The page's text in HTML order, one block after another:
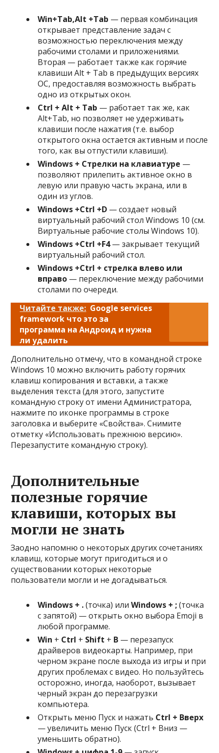
Win+Tab,Alt +Tab — первая комбинация
открывает представление задач с
возможностью переключения между
рабочими столами и приложениями.
Вторая — работает также как горячие
клавиши Alt + Tab в предыдущих версиях
ОС, предоставляя возможность выбрать
одно из открытых окон.
Ctrl + Alt + Tab — работает так же, как
Alt+Tab, но позволяет не удерживать
клавиши после нажатия (т.е. выбор
открытого окна остается активным и после
того, как вы отпустили клавиши).
Windows + Стрелки на клавиатуре —
позволяют прилепить активное окно в
левую или правую часть экрана, или в
один из углов.
Windows +Ctrl +D — создает новый
виртуальный рабочий стол Windows 10 (см.
Виртуальные рабочие столы Windows 10).
Windows +Ctrl +F4— закрывает текущий
виртуальный рабочий стол.
Windows +Ctrl + стрелка влево или
вправо — переключение между рабочими
столами по очереди.
Читайте также: Google services
framework что это за
программа на Андроид и нужна
ли удалить
Дополнительно отмечу, что в командной строке
Windows 10 можно включить работу горячих
клавиш копирования и вставки, а также
выделения текста (для этого, запустите
командную строку от имени Администратора,
нажмите по иконке программы в строке
заголовка и выберите «Свойства». Снимите
отметку «Использовать прежнюю версию».
Перезапустите командную строку).
Дополнительные
полезные горячие
клавиши, которых вы
могли не знать
Заодно напомню о некоторых других сочетаниях
клавиш, которые могут пригодиться и о
существовании которых некоторые
пользователи могли и не догадываться.
Windows + .(точка) илиWindows + ;(точка
с запятой) — открыть окно выбора Emoji в
любой программе.
Win + Ctrl + Shift + B — перезапуск
драйверов видеокарты. Например, при
черном экране после выхода из игры и при
других проблемах с видео. Но пользуйтесь
осторожно, иногда, наоборот, вызывает
черный экран до перезагрузки
компьютера.
Открыть меню Пуск и нажать Ctrl + Вверх
— увеличить меню Пуск (Ctrl + Вниз —
уменьшить обратно).